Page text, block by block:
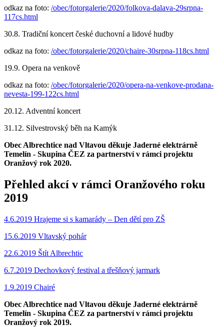
odkaz na foto: /obec/fotorgalerie/2020/folkova-dalava-29srpna-
117cs.html
30.8. Tradiční koncert české duchovní a lidové hudby
odkaz na foto: /obec/fotorgalerie/2020/chaire-30srpna-118cs.html
19.9. Opera na venkově
odkaz na foto: /obec/fotorgalerie/2020/opera-na-venkove-prodana-
nevesta-199-122cs.html
20.12. Adventní koncert
31.12. Silvestrovský běh na Kamýk
Obec Albrechtice nad Vltavou děkuje Jaderné elektrárně
Temelín - Skupina ČEZ za partnerství v rámci projektu
Oranžový rok 2020.
Přehled akcí v rámci Oranžového roku
2019
4.6.2019 Hrajeme si s kamarády – Den dětí pro ZŠ
15.6.2019 Vltavský pohár
22.6.2019 Štít Albrechtic
6.7.2019 Dechovkový festival a třešňový jarmark
1.9.2019 Chairé
Obec Albrechtice nad Vltavou děkuje Jaderné elektrárně
Temelín - Skupina ČEZ za partnerství v rámci projektu
Oranžový rok 2019.